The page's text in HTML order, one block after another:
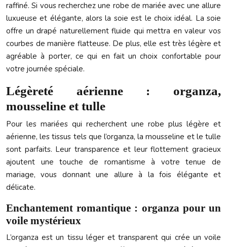
raffiné. Si vous recherchez une robe de mariée avec une allure
luxueuse et élégante, alors la soie est le choix idéal. La soie
offre un drapé naturellement fluide qui mettra en valeur vos
courbes de manière flatteuse. De plus, elle est très légère et
agréable à porter, ce qui en fait un choix confortable pour
votre journée spéciale.
Légèreté aérienne : organza,
mousseline et tulle
Pour les mariées qui recherchent une robe plus légère et
aérienne, les tissus tels que l’organza, la mousseline et le tulle
sont parfaits. Leur transparence et leur flottement gracieux
ajoutent une touche de romantisme à votre tenue de
mariage, vous donnant une allure à la fois élégante et
délicate.
Enchantement romantique : organza pour un
voile mystérieux
L’organza est un tissu léger et transparent qui crée un voile